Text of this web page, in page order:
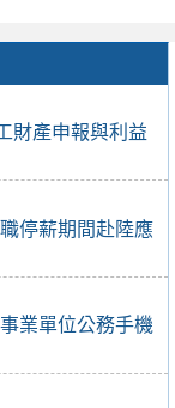
財產申報與利益
停薪期間赴陸應
業單位公務手機